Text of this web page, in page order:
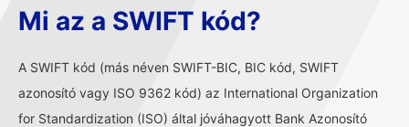
Mi az a SWIFT kód?
A SWIFT kód (más néven SWIFT-BIC, BIC kód, SWIFT
azonosító vagy ISO 9362 kód) az International Organization
for Standardization (ISO) által jóváhagyott Bank Azonosító